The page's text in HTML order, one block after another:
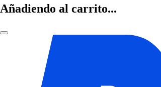
Añadiendo al carrito...